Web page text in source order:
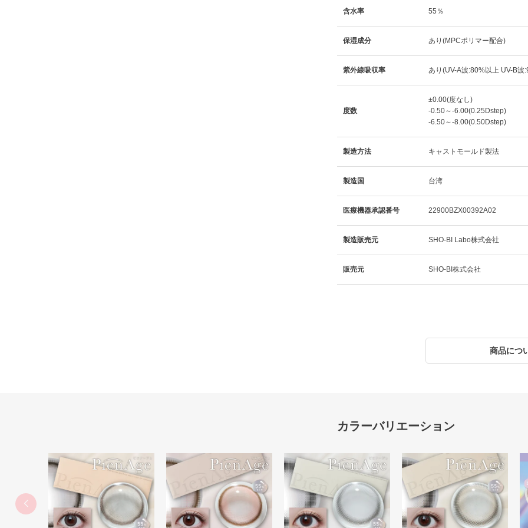
含水率 55％
保湿成分 あり(MPCポリマー配合)
紫外線吸収率 あり(UV-A波:80%以上 UV-B波
度数
±0.00(度なし)
-0.50～-6.00(0.25Dstep)
-6.50～-8.00(0.50Dstep)
製造方法 キャストモールド製法
製造国 台湾
医療機器承認番号 22900BZX00392A02
製造販売元 SHO-BI Labo株式会社
販売元 SHO-BI株式会社
商品につ